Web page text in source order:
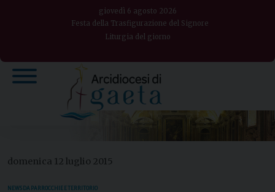
giovedì 6 agosto 2026
Festa della Trasfigurazione del Signore
Liturgia del giorno
domenica 12 luglio 2015
NEWS DA PARROCCHIE E TERRITORIO